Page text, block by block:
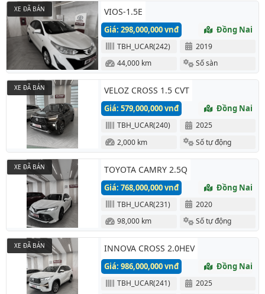
VIOS-1.5E
Giá: 298,000,000 vnđ Đồng Nai
TBH_UCAR(242)
2019
44,000 km
Số sàn
XE ĐÃ BÁN
VELOZ CROSS 1.5 CVT
Giá: 579,000,000 vnđ Đồng Nai
TBH_UCAR(240)
2025
2,000 km
Số tự động
XE ĐÃ BÁN
TOYOTA CAMRY 2.5Q
Giá: 768,000,000 vnđ Đồng Nai
TBH_UCAR(231)
2020
98,000 km
Số tự động
XE ĐÃ BÁN
INNOVA CROSS 2.0HEV
Giá: 986,000,000 vnđ Đồng Nai
TBH_UCAR(241)
2025
XE ĐÃ BÁN